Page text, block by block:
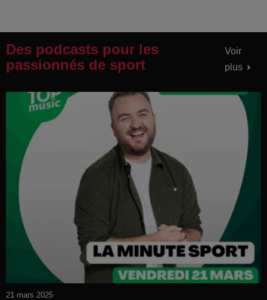
Des podcasts pour les
passionnés de sport
Voir
plus
21 mars 2025